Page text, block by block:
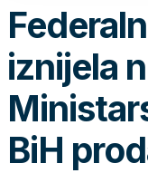
iznijela
BiH